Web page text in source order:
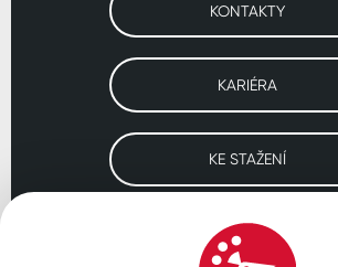
KONTAKTY
KARIÉRA
KE STAŽENÍ
Navštivte naše pobočky